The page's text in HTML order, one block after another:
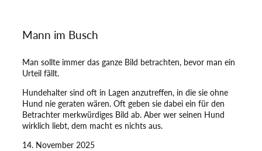
Mann im Busch
Man sollte immer das ganze Bild betrachten, bevor man ein
Urteil fällt.
Hundehalter sind oft in Lagen anzutreffen, in die sie ohne
Hund nie geraten wären. Oft geben sie dabei ein für den
Betrachter merkwürdiges Bild ab. Aber wer seinen Hund
wirklich liebt, dem macht es nichts aus.
14. November 2025